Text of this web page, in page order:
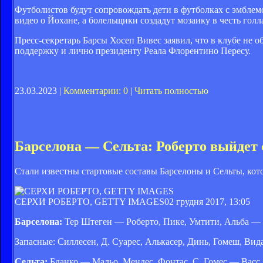
Футболистов будут сопровождать дети в футболках с
видео о Йохане, а болельщики создадут мозаику в честь
Пресс-секретарь Барсы Хосеп Вивес заявил, что в клубе не
поддержку и лично президенту Реала Флорентино Пересу.
23.03.2023 | Комментарии: 0 Читать полностью
Барселона — Сельта: Роберто
Стали известны стартовые составы Барселоны и Сельты,
СЕРХИ РОБЕРТО, GETTY IMAGES02 грудня 2017, 13:05
Барселона: Тер Штеген — Роберто, Пике, Умтити, Альба —
Запасные: Силлесен, Д. Суарес, Алькасер, Динь, Гомеш,